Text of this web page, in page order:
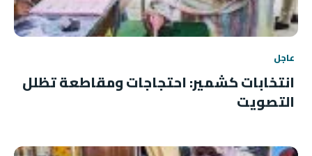
عاجل
انتخابات كشمير: احتجاجات ومقاطعة تظلل
التصويت